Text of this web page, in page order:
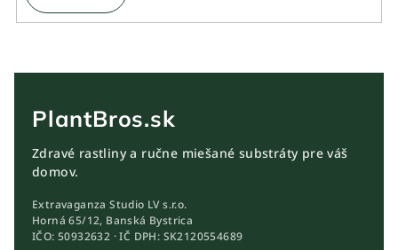
PlantBros.sk
Zdravé rastliny a ručne miešané substráty pre váš
domov.
Extravaganza Studio LV s.r.o.
Horná 65/12, Banská Bystrica
IČO: 50932632 · IČ DPH: SK2120554689